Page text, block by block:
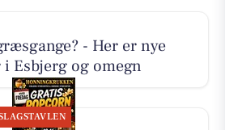
- Her er nye
Esbjerg og omegn